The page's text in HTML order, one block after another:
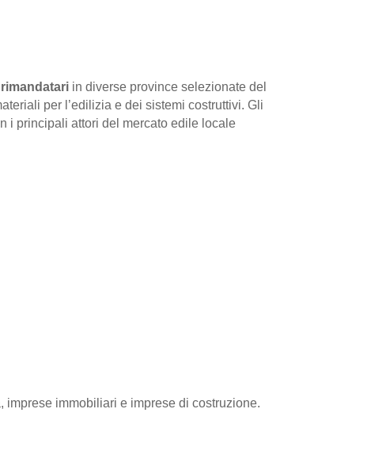
in diverse province selezionate del
per l’edilizia e dei sistemi costruttivi. Gli
i principali attori del mercato edile locale
immobiliari e imprese di costruzione.